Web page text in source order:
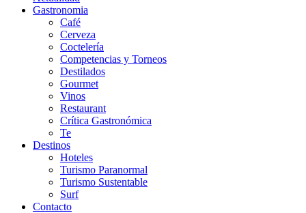
Gastronomia
Café
Cerveza
Coctelería
Competencias y Torneos
Destilados
Gourmet
Vinos
Restaurant
Crítica Gastronómica
Te
Destinos
Hoteles
Turismo Paranormal
Turismo Sustentable
Surf
Contacto